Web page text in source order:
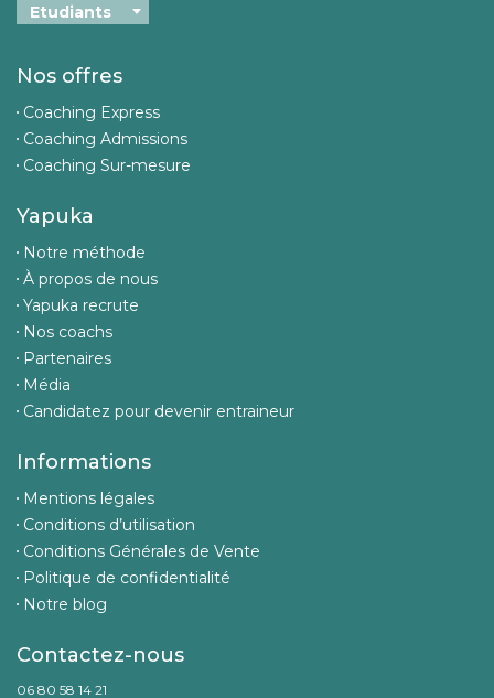
Nos offres
Coaching Express
Coaching Admissions
Coaching Sur-mesure
Yapuka
Notre méthode
À propos de nous
Yapuka recrute
Nos coachs
Partenaires
Média
Candidatez pour devenir entraineur
Informations
Mentions légales
Conditions d’utilisation
Conditions Générales de Vente
Politique de confidentialité
Notre blog
Contactez-nous
06 80 58 14 21